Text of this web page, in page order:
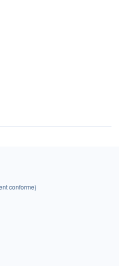
conforme)